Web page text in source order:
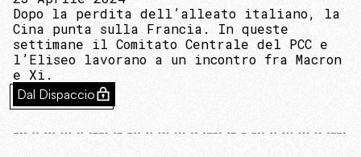
Dopo la perdita dell’alleato italiano, la
Cina punta sulla Francia. In queste
settimane il Comitato Centrale del PCC e
l’Eliseo lavorano a un incontro fra Macron
e Xi.
Dal Dispaccio